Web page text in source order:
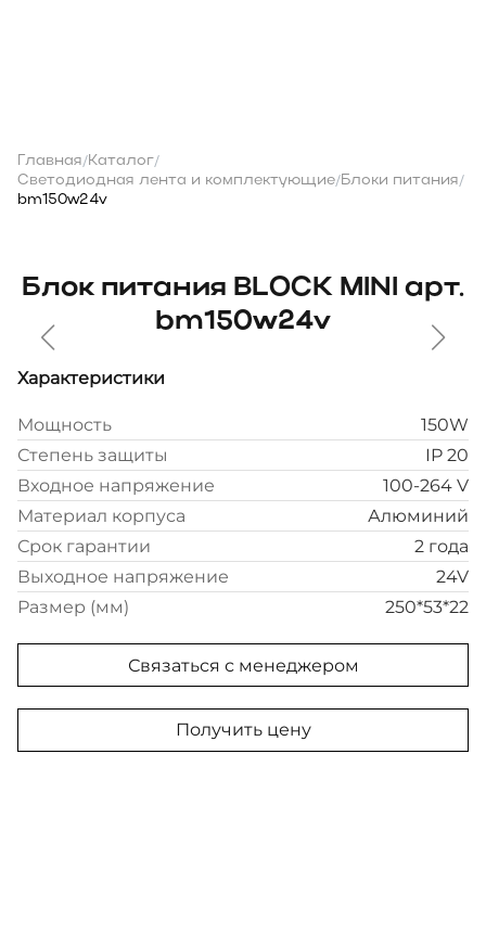
Главная/Каталог/
Светодиодная лента и комплектующие/Блоки питания/
bm150w24v
Блок питания BLOCK MINI арт.
bm150w24v
Характеристики
Мощность
150W
Степень защиты
IP 20
Входное напряжение
100-264 V
Материал корпуса
Алюминий
Срок гарантии
2 года
Выходное напряжение
24V
Размер (мм)
250*53*22
Связаться с менеджером
Получить цену